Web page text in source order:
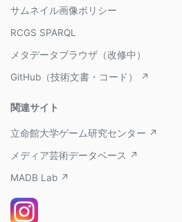
サムネイル画像ポリシー
RCGS SPARQL
メタデータブラウザ（改修中）
GitHub（技術文書・コード） ↗
関連サイト
立命館大学ゲーム研究センター ↗
メディア芸術データベース ↗
MADB Lab ↗